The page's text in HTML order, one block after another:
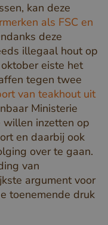
kan deze
als FSC en
deze
illegaal hout op
eiste het
tegen twee
van teakhout uit
Ministerie
willen inzetten op
en daarbij ook
over te gaan.
van
argument voor
toenemende druk